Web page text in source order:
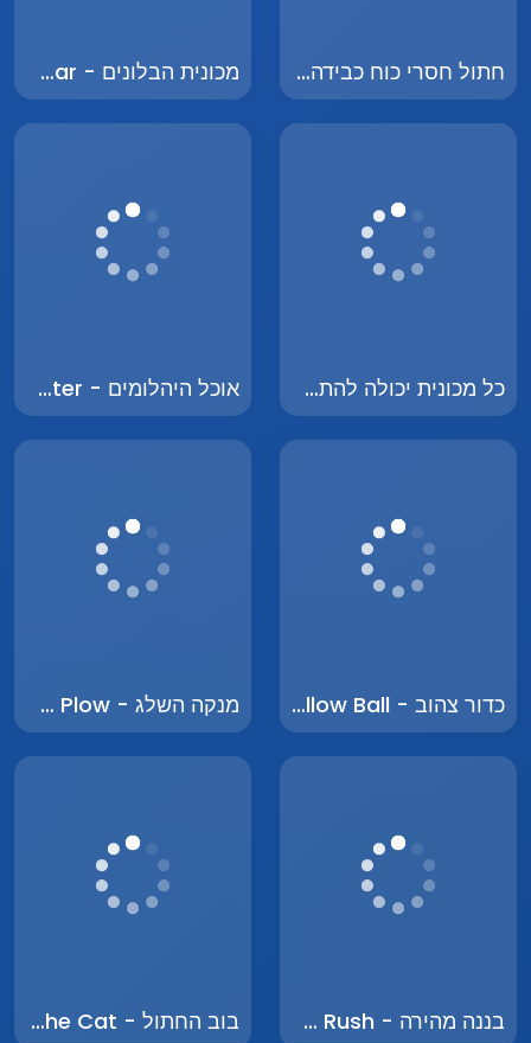
חתול חסרי כוח כבידה - Gravity-Free Cat מכונית הבלונים - Balloon Car
כל מכונית יכולה להתחרות - Every Car Can Race אוכל היהלומים - Diamond Eater
כדור צהוב - Yellow Ball מנקה השלג - Snow Plow
בננה מהירה - Banana Rush בוב החתול - Bob the Cat